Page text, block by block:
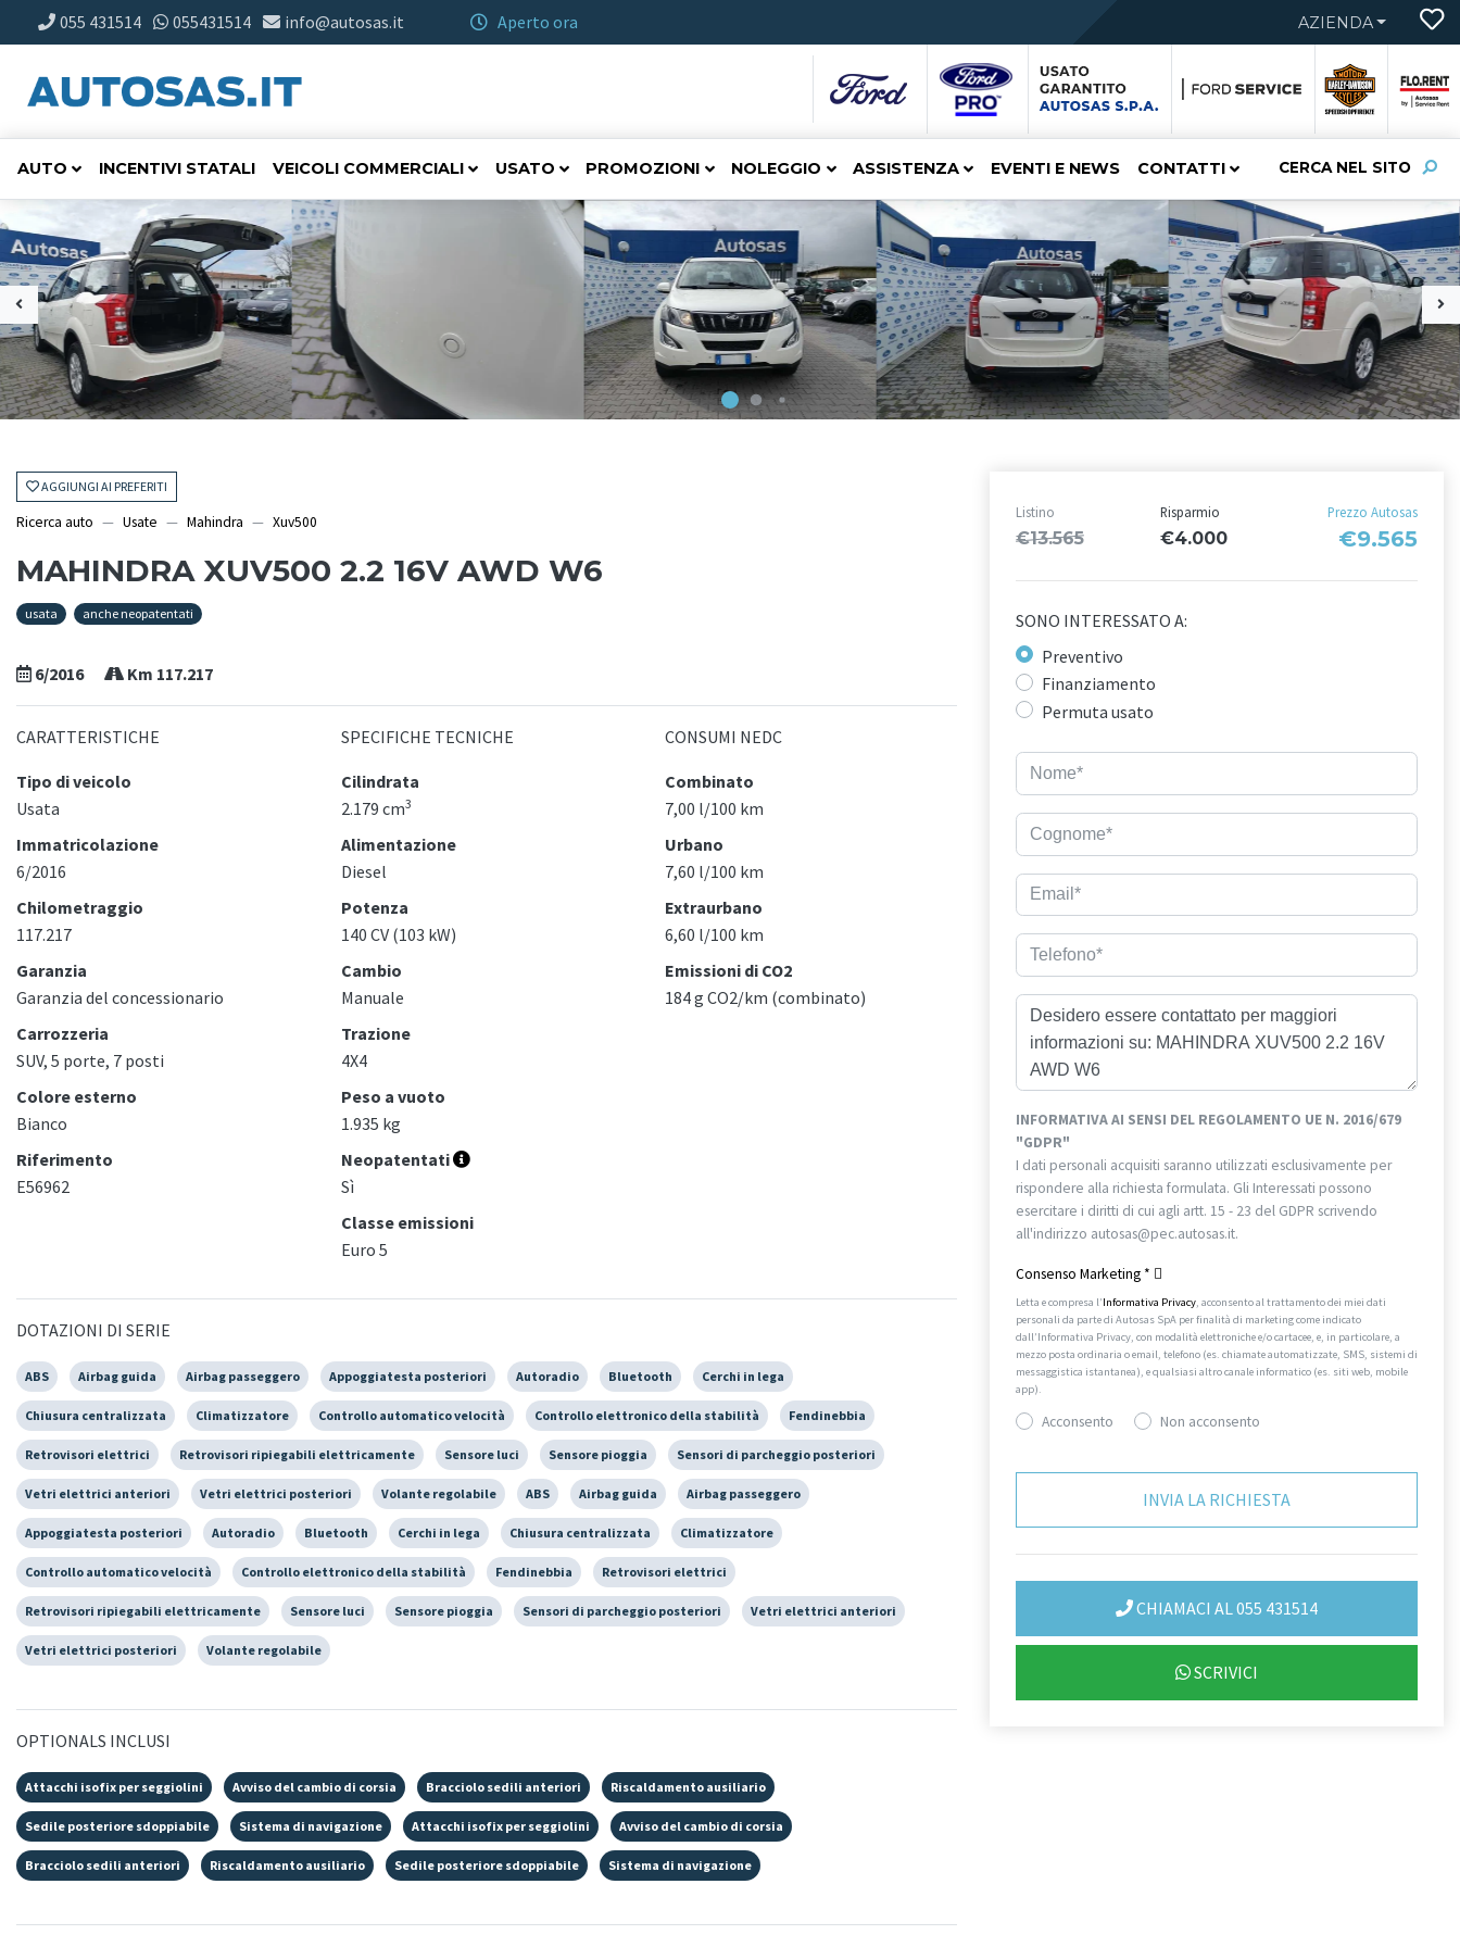
055 431514 055431514 info@autosas.it Aperto ora AZIENDA
CERCA NEL SITO
AUTO INCENTIVI STATALI VEICOLI COMMERCIALI USATO PROMOZIONI NOLEGGIO ASSISTENZA EVENTI E NEWS CONTATTI
AGGIUNGI AI PREFERITI
Ricerca auto Usate Mahindra Xuv500
MAHINDRA XUV500 2.2 16V AWD W6
usata anche neopatentati
6/2016 Km 117.217
CARATTERISTICHE
Tipo di veicolo
Usata
Immatricolazione
6/2016
Chilometraggio
117.217
Garanzia
Garanzia del concessionario
Carrozzeria
SUV, 5 porte, 7 posti
Colore esterno
Bianco
Riferimento
E56962
SPECIFICHE TECNICHE
Cilindrata
2.179 cm3
Alimentazione
Diesel
Potenza
140 CV (103 kW)
Cambio
Manuale
Trazione
4X4
Peso a vuoto
1.935 kg
Neopatentati
Sì
Classe emissioni
Euro 5
CONSUMI NEDC
Combinato
7,00 l/100 km
Urbano
7,60 l/100 km
Extraurbano
6,60 l/100 km
Emissioni di CO2
184 g CO2/km (combinato)
DOTAZIONI DI SERIE
ABS Airbag guida Airbag passeggero Appoggiatesta posteriori Autoradio Bluetooth Cerchi in lega
Chiusura centralizzata Climatizzatore Controllo automatico velocità Controllo elettronico della stabilità Fendinebbia
Retrovisori elettrici Retrovisori ripiegabili elettricamente Sensore luci Sensore pioggia Sensori di parcheggio posteriori
Vetri elettrici anteriori Vetri elettrici posteriori Volante regolabile ABS Airbag guida Airbag passeggero
Appoggiatesta posteriori Autoradio Bluetooth Cerchi in lega Chiusura centralizzata Climatizzatore
Controllo automatico velocità Controllo elettronico della stabilità Fendinebbia Retrovisori elettrici
Retrovisori ripiegabili elettricamente Sensore luci Sensore pioggia Sensori di parcheggio posteriori Vetri elettrici anteriori
Vetri elettrici posteriori Volante regolabile
OPTIONALS INCLUSI
Attacchi isofix per seggiolini Avviso del cambio di corsia Bracciolo sedili anteriori Riscaldamento ausiliario
Sedile posteriore sdoppiabile Sistema di navigazione Attacchi isofix per seggiolini Avviso del cambio di corsia
Bracciolo sedili anteriori Riscaldamento ausiliario Sedile posteriore sdoppiabile Sistema di navigazione
Listino
€13.565
Risparmio
€4.000
Prezzo Autosas
€9.565
SONO INTERESSATO A:
Preventivo
Finanziamento
Permuta usato
INFORMATIVA AI SENSI DEL REGOLAMENTO UE N. 2016/679
"GDPR"
I dati personali acquisiti saranno utilizzati esclusivamente per
rispondere alla richiesta formulata. Gli Interessati possono
esercitare i diritti di cui agli artt. 15 - 23 del GDPR scrivendo
all'indirizzo autosas@pec.autosas.it.
Consenso Marketing *
Letta e compresa l’Informativa Privacy, acconsento al trattamento dei miei dati
personali da parte di Autosas SpA per finalità di marketing come indicato
dall’Informativa Privacy, con modalità elettroniche e/o cartacee, e, in particolare, a
mezzo posta ordinaria o email, telefono (es. chiamate automatizzate, SMS, sistemi di
messaggistica istantanea), e qualsiasi altro canale informatico (es. siti web, mobile
app).
Acconsento Non acconsento
CHIAMACI AL 055 431514
SCRIVICI